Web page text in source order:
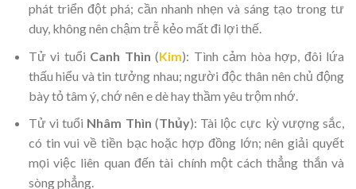
phát triển đột phá; cần nhanh nhẹn và sáng tạo trong tư
duy, không nên chậm trễ kẻo mất đi lợi thế.
Tử vi tuổi Canh Thìn (Kim): Tình cảm hòa hợp, đôi lứa
thấu hiểu và tin tưởng nhau; người độc thân nên chủ động
bày tỏ tâm ý, chớ nên e dè hay thầm yêu trộm nhớ.
Tử vi tuổi Nhâm Thìn (Thủy): Tài lộc cực kỳ vượng sắc,
có tin vui về tiền bạc hoặc hợp đồng lớn; nên giải quyết
mọi việc liên quan đến tài chính một cách thẳng thắn và
sòng phẳng.